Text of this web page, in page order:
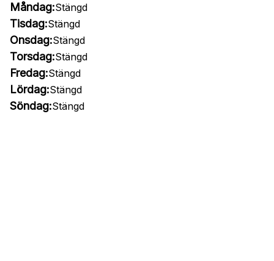
Måndag:Stängd
Tisdag:Stängd
Onsdag:Stängd
Torsdag:Stängd
Fredag:Stängd
Lördag:Stängd
Söndag:Stängd